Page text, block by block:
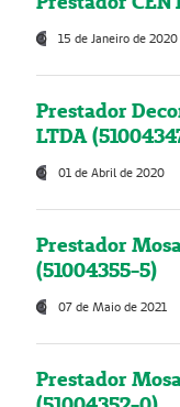
15 de Janeiro de 2020
Prestador
LTDA
01 de Abril de 2020
Prestador
(51004355-5)
07 de Maio de 2021
Prestador